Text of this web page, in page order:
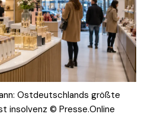
Ostdeutschlands größte
insolvenz © Presse.Online